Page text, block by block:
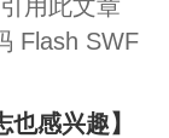
用此文章
Flash SWF
感兴趣】